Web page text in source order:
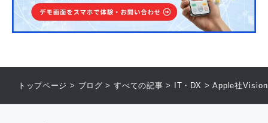
トップページ > ブログ >すべての記事 > IT・DX > Apple社